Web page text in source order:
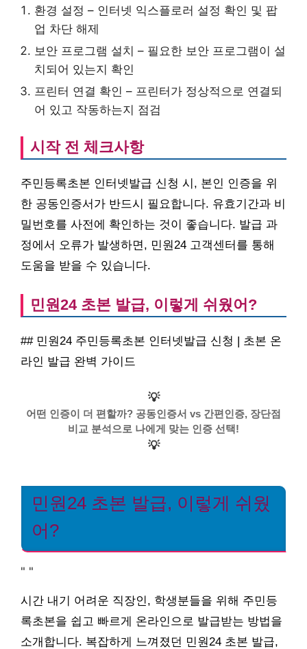
환경 설정 – 인터넷 익스플로러 설정 확인 및 팝
업 차단 해제
보안 프로그램 설치 – 필요한 보안 프로그램이 설
치되어 있는지 확인
프린터 연결 확인 – 프린터가 정상적으로 연결되
어 있고 작동하는지 점검
시작 전 체크사항
주민등록초본 인터넷발급 신청 시, 본인 인증을 위
한 공동인증서가 반드시 필요합니다. 유효기간과 비
밀번호를 사전에 확인하는 것이 좋습니다. 발급 과
정에서 오류가 발생하면, 민원24 고객센터를 통해
도움을 받을 수 있습니다.
민원24 초본 발급, 이렇게 쉬웠어?
## 민원24 주민등록초본 인터넷발급 신청 | 초본 온
라인 발급 완벽 가이드
💡
어떤 인증이 더 편할까? 공동인증서 vs 간편인증, 장단점
비교 분석으로 나에게 맞는 인증 선택!
💡
민원24 초본 발급, 이렇게 쉬웠
어?
" "
시간 내기 어려운 직장인, 학생분들을 위해 주민등
록초본을 쉽고 빠르게 온라인으로 발급받는 방법을
소개합니다. 복잡하게 느껴졌던 민원24 초본 발급,